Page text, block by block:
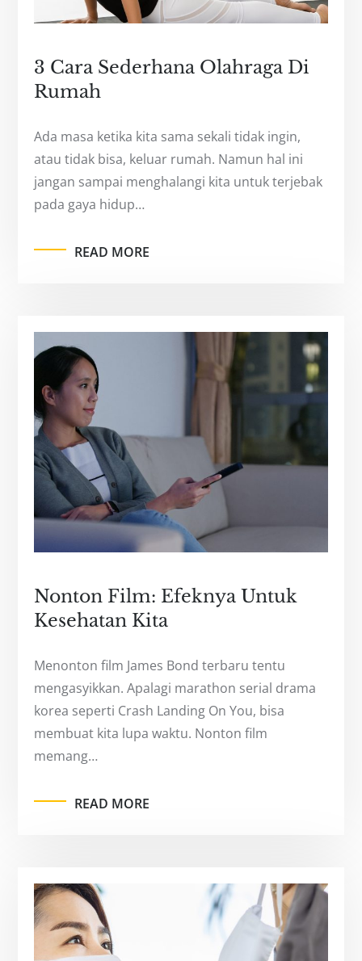
3 Cara Sederhana Olahraga Di
Rumah
Ada masa ketika kita sama sekali tidak ingin,
atau tidak bisa, keluar rumah. Namun hal ini
jangan sampai menghalangi kita untuk terjebak
pada gaya hidup…
READ MORE
Nonton Film: Efeknya Untuk
Kesehatan Kita
Menonton film James Bond terbaru tentu
mengasyikkan. Apalagi marathon serial drama
korea seperti Crash Landing On You, bisa
membuat kita lupa waktu. Nonton film
memang…
READ MORE